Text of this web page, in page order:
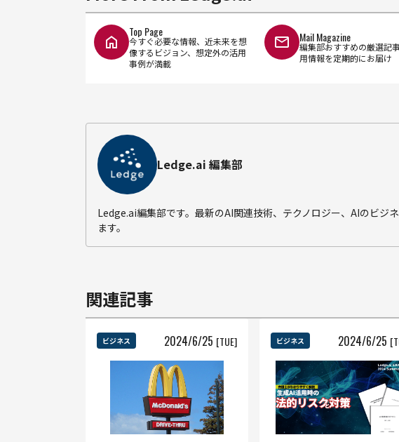
Top Page
今すぐ必要な情報、近未来を想
像するビジョン、想定外の活用
事例が満載
Mail Magazine
編集部おすすめの厳選記
用情報を定期的にお届け
Ledge.ai 編集部
Ledge.ai編集部です。最新のAI関連技術、テクノロジー、AIのビジ
ます。
関連記事
ビジネス 2024/6/25 [TUE] ビジネス 2024/6/25